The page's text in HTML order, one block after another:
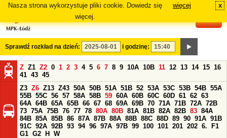
Nasza strona wykorzystuje pliki cookie. Dowiedz się
więcej.
więcej x
Sprawdź rozkład na dzień: i godzinę:
Z Z1 Z2 0 1 2 3 4 5 6 7 8 9 10A 10B 11 12 13 14 15 16
41 43 45
Z3 Z6 Z13 Z43 50A 50B 51A 51B 52 53A 53C 53B 54B 55A
55B 55C 56 57 58A 58B 59 60A 60B 60C 60D 61 62 63
64A 64B 65A 65B 66 67 68 69A 69B 70 71A 71B 72A 72B
73 75A 75B 76 77 78 80A 80B 81A 81B 82A 82B 83 84A
84B 85A 85B 86 87A 87B 88A 88B 88C 88D 89 90 91A 91B
91C 92A 92B 93 94 96 97A 97B 99 100 101 201 202 6.
F1
G1 G2 H
W